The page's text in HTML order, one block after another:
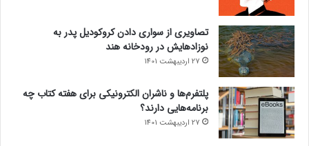
تصاویری از سواری دادن کروکودیل پدر به
نوزادهایش در رودخانه هند
27 اردیبهشت 1401
پلتفرم‌ها و ناشران الکترونیکی برای هفته کتاب چه
برنامه‌هایی دارند؟
27 اردیبهشت 1401